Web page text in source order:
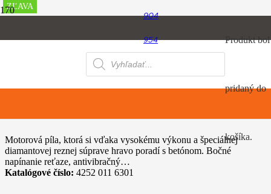
904
954
064
Products
search
Produktbol
pridaný do
košíka.
Rozbrusovačky a píly na betón
Motorová píla, ktorá si vďaka vysokému výkonu a špeciálnej
diamantovej reznej súprave hravo poradí s betónom. Bočné
napínanie reťaze, antivibračný…
Katalógové číslo: 4252 011 6301
ZĽAVA
ZĽAVA